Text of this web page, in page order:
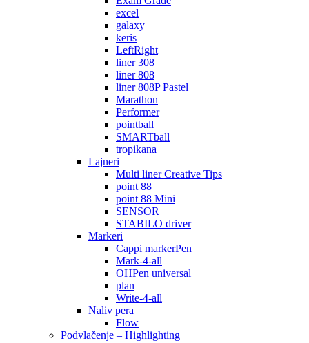
excel
galaxy
keris
LeftRight
liner 308
liner 808
liner 808P Pastel
Marathon
Performer
pointball
SMARTball
tropikana
Lajneri
Multi liner Creative Tips
point 88
point 88 Mini
SENSOR
STABILO driver
Markeri
Cappi markerPen
Mark-4-all
OHPen universal
plan
Write-4-all
Naliv pera
Flow
Podvlačenje – Highlighting